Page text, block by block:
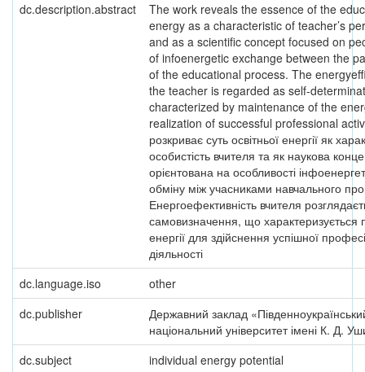
dc.description.abstract
The work reveals the essence of the
energy as a characteristic of teacher’s
and as a scientific concept focused on
of infoenergetic exchange between the
of the educational process. The
the teacher is regarded as self-
characterized by maintenance of the
realization of successful professional
розкриває суть освітньої енергії як
особистість вчителя та як наукова
орієнтована на особливості
обміну між учасниками навчального
Енергоефективність вчителя
самовизначення, що характеризується
енергії для здійснення успішної
діяльності
dc.language.iso
other
dc.publisher
Державний заклад
національний університет імені К. Д.
dc.subject
individual energy potential